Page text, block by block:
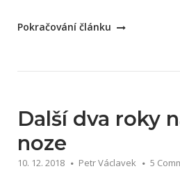
„Nejlepší
Pokračování článku
Další dva roky
noze
10. 12. 2018 Petr Václavek 5